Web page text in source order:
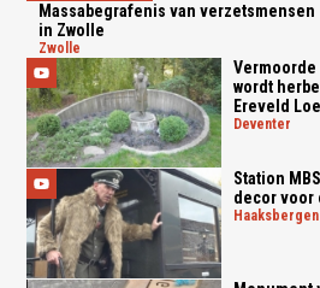
Massabegrafenis van verzetsmensen
in Zwolle
zwolle
wordt
Ereveld
deventer
Station
decor voor
haaksbergen